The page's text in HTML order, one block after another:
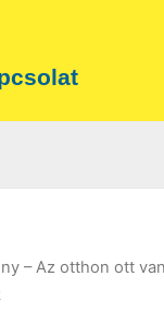
– Az otthon ott